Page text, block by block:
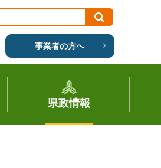
事業者の方へ
県政情報